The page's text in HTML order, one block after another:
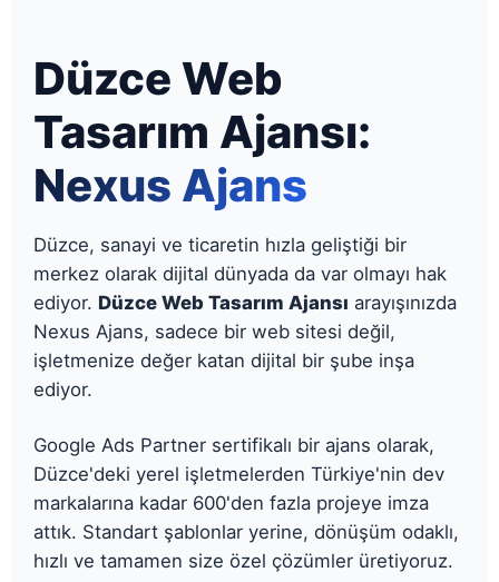
Düzce Web
Tasarım Ajansı:
Nexus Ajans
Düzce, sanayi ve ticaretin hızla geliştiği bir
merkez olarak dijital dünyada da var olmayı hak
ediyor. Düzce Web Tasarım Ajansı arayışınızda
Nexus Ajans, sadece bir web sitesi değil,
işletmenize değer katan dijital bir şube inşa
ediyor.
Google Ads Partner sertifikalı bir ajans olarak,
Düzce'deki yerel işletmelerden Türkiye'nin dev
markalarına kadar 600'den fazla projeye imza
attık. Standart şablonlar yerine, dönüşüm odaklı,
hızlı ve tamamen size özel çözümler üretiyoruz.